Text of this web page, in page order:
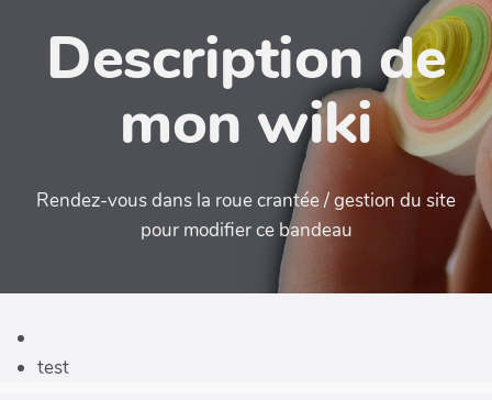
Description de
mon wiki
Rendez-vous dans la roue crantée / gestion du site
pour modifier ce bandeau
test